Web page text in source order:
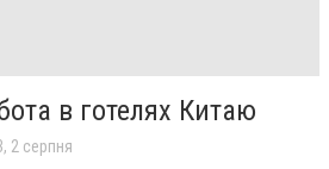
в готелях Китаю
2 серпня